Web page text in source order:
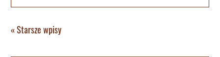
« Starsze wpisy